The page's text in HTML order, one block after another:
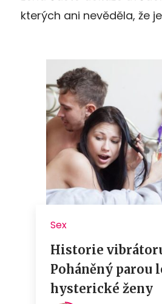
kterých ani nevěděla, že